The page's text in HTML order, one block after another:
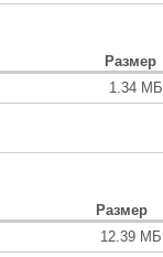
Размер
1.34 МБ
Размер
12.39 МБ